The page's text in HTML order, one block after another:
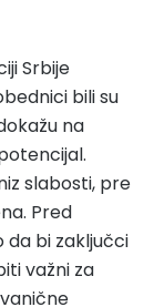
Srbije
bili su
na
slabosti, pre
Pred
da bi zaključci
važni za